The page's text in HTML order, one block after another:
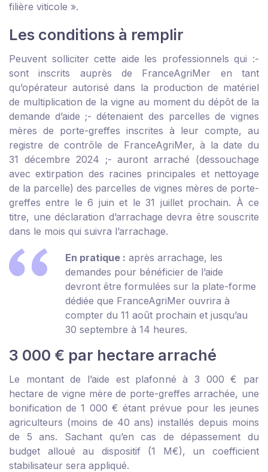
filière viticole ».
Les conditions à remplir
Peuvent solliciter cette aide les professionnels qui :-
sont inscrits auprès de FranceAgriMer en tant
qu’opérateur autorisé dans la production de matériel
de multiplication de la vigne au moment du dépôt de la
demande d’aide ;- détenaient des parcelles de vignes
mères de porte-greffes inscrites à leur compte, au
registre de contrôle de FranceAgriMer, à la date du
31 décembre 2024 ;- auront arraché (dessouchage
avec extirpation des racines principales et nettoyage
de la parcelle) des parcelles de vignes mères de porte-
greffes entre le 6 juin et le 31 juillet prochain. À ce
titre, une déclaration d’arrachage devra être souscrite
dans le mois qui suivra l’arrachage.
En pratique : après arrachage, les
demandes pour bénéficier de l’aide
devront être formulées sur la plate-forme
dédiée que FranceAgriMer ouvrira à
compter du 11 août prochain et jusqu’au
30 septembre à 14 heures.
3 000 € par hectare arraché
Le montant de l’aide est plafonné à 3 000 € par
hectare de vigne mère de porte-greffes arrachée, une
bonification de 1 000 € étant prévue pour les jeunes
agriculteurs (moins de 40 ans) installés depuis moins
de 5 ans. Sachant qu’en cas de dépassement du
budget alloué au dispositif (1 M€), un coefficient
stabilisateur sera appliqué.